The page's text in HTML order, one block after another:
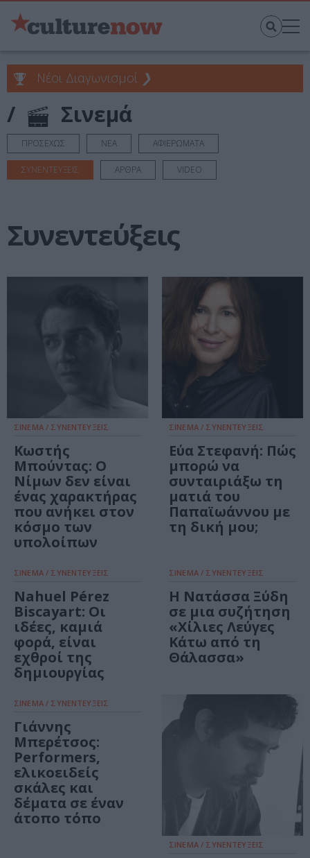
Νέοι Διαγωνισμοί ❯
/ Σινεμά
ΠΡΟΣΕΧΩΣ ΝΕΑ ΑΦΙΕΡΩΜΑΤΑ
ΣΥΝΕΝΤΕΥΞΕΙΣ ΑΡΘΡΑ VIDEO
Συνεντεύξεις
ΣΙΝΕΜΑ / ΣΥΝΕΝΤΕΥΞΕΙΣ
Κωστής
Μπούντας: Ο
Νίμων δεν είναι
ένας χαρακτήρας
που ανήκει στον
κόσμο των
υπολοίπων
ΣΙΝΕΜΑ / ΣΥΝΕΝΤΕΥΞΕΙΣ
Εύα Στεφανή: Πώς
μπορώ να
συνταιριάξω τη
ματιά του
Παπαϊωάννου με
τη δική μου;
ΣΙΝΕΜΑ / ΣΥΝΕΝΤΕΥΞΕΙΣ
Nahuel Pérez
Biscayart: Οι
ιδέες, καμιά
φορά, είναι
εχθροί της
δημιουργίας
ΣΙΝΕΜΑ / ΣΥΝΕΝΤΕΥΞΕΙΣ
Η Νατάσσα Ξύδη
σε μια συζήτηση
«Χίλιες Λεύγες
Κάτω από τη
Θάλασσα»
ΣΙΝΕΜΑ / ΣΥΝΕΝΤΕΥΞΕΙΣ
Γιάννης
Μπερέτσος:
Performers,
ελικοειδείς
σκάλες και
δέματα σε έναν
άτοπο τόπο
ΣΙΝΕΜΑ / ΣΥΝΕΝΤΕΥΞΕΙΣ